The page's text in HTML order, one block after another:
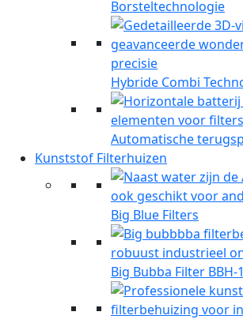
Borsteltechnologie
Hybride Combi
Automatische
Kunststof Filterhuizen
Big Blue Filters
Big Bubba Filter BBH-